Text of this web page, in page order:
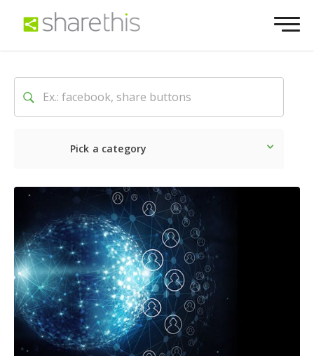
Pick a category
Ultime notizie Sociale